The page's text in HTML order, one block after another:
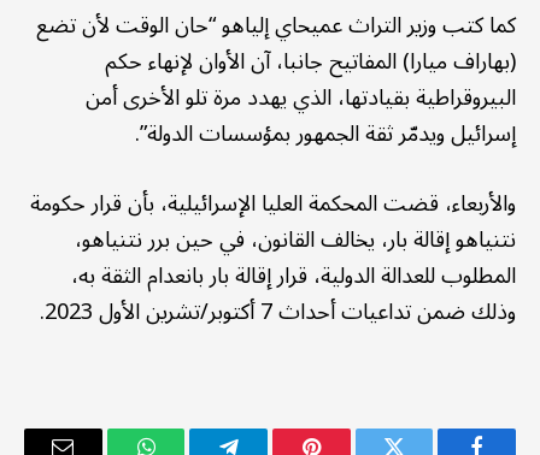
كما كتب وزير التراث عميحاي إلياهو “حان الوقت لأن تضع
(بهاراف ميارا) المفاتيح جانبا، آن الأوان لإنهاء حكم
البيروقراطية بقيادتها، الذي يهدد مرة تلو الأخرى أمن
إسرائيل ويدمّر ثقة الجمهور بمؤسسات الدولة”.
والأربعاء، قضت المحكمة العليا الإسرائيلية، بأن قرار حكومة
نتنياهو إقالة بار، يخالف القانون، في حين برر نتنياهو،
المطلوب للعدالة الدولية، قرار إقالة بار بانعدام الثقة به،
وذلك ضمن تداعيات أحداث 7 أكتوبر/تشرين الأول 2023.